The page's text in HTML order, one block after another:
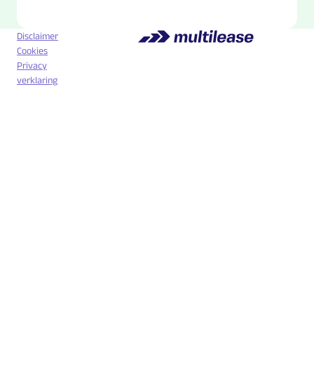
Disclaimer
Cookies
Privacy
verklaring